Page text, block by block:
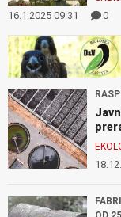
16.1.2025 09:31 0